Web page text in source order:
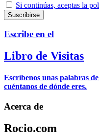
Si continúas, aceptas la
Escribe en el
Libro de Visitas
Escríbenos unas palabras
cuéntanos de dónde eres.
Acerca de
Rocio.com